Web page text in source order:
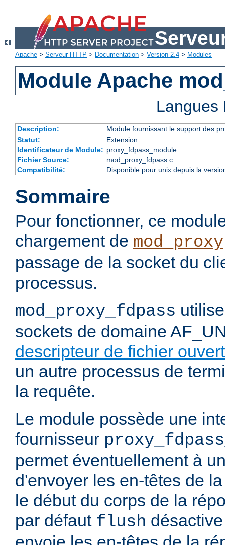
Apache > Serveur HTTP > Documentation > Version 2.4 > Modules
Module Apache
Description:
Module fournissant le support des
Statut:
Extension
Identificateur de Module: proxy_fdpass_module
Fichier Source:
mod_proxy_fdpass.c
Compatibilité:
Disponible pour unix depuis la
Sommaire
Pour fonctionner, ce
chargement de mod_proxy
passage de la socket du
processus.
mod_proxy_fdpass
sockets de domaine
descripteur de fichier ouvert
un autre processus de
la requête.
Le module possède une
fournisseur
permet éventuellement à
d'envoyer les en-têtes de
le début du corps de la
par défaut flush